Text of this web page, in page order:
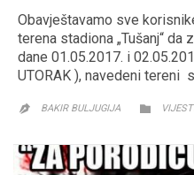
Obavještavamo sve
terena stadiona „Tušanj“
dane 01.05.2017. i
UTORAK ), navedeni tereni
 BAKIR BULJUGIJA 